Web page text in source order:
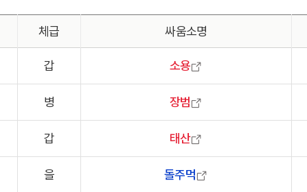
체급 싸움소명
갑 소용
병 장범
갑 태산
을 돌주먹